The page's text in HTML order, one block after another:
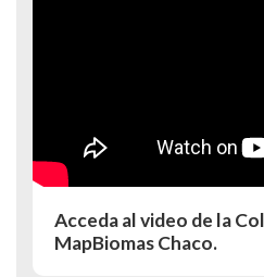
Acceda al video de la
MapBiomas Chaco.